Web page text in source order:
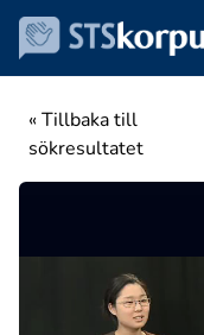
« Tillbaka till
sökresultatet